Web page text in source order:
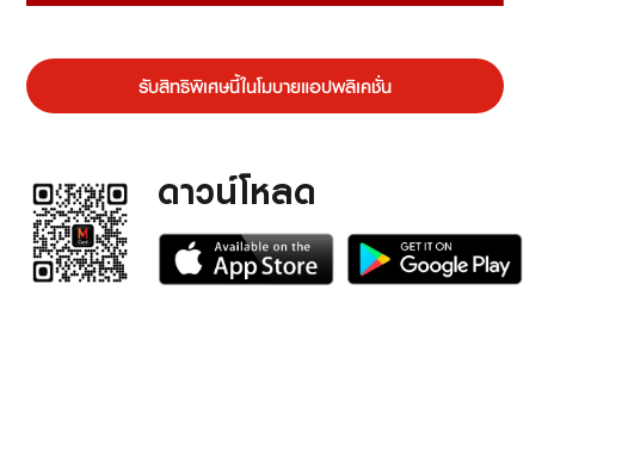
รับสิทธิพิเศษนี้ในโมบายแอปพลิเคชั่น
ดาวน์โหลด